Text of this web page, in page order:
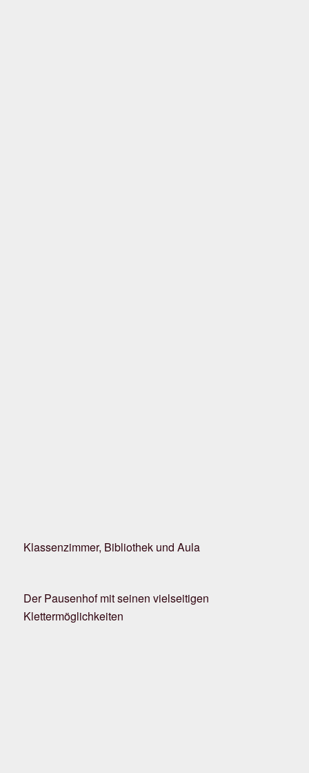
Klassenzimmer, Bibliothek und Aula
Der Pausenhof mit seinen vielseitigen
Klettermöglichkeiten